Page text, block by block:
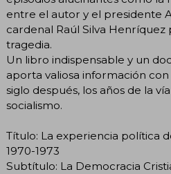
entre el autor y el presidente
cardenal Raúl Silva Henríquez
tragedia.
Un libro indispensable y un
aporta valiosa información
siglo después, los años de la
socialismo.
Título: La experiencia política
1970-1973
Subtítulo: La Democracia